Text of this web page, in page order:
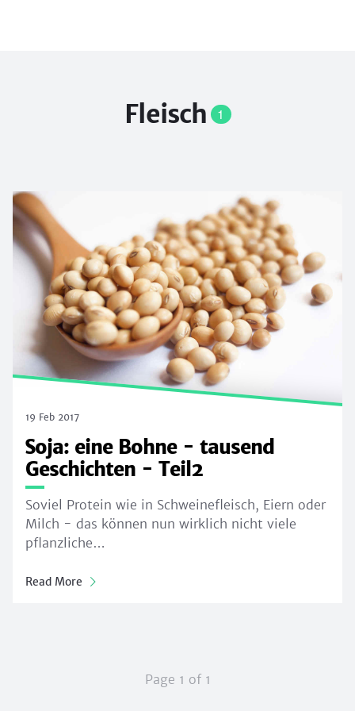
Fleisch 1
19 Feb 2017
Soja: eine Bohne - tausend
Geschichten - Teil2
Soviel Protein wie in Schweinefleisch, Eiern oder
Milch - das können nun wirklich nicht viele
pflanzliche…
Read More
Page 1 of 1